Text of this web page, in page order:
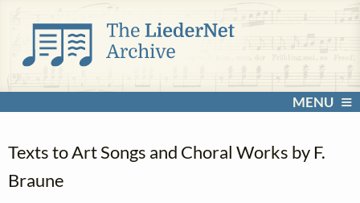
MENU
Texts to Art Songs and Choral Works by F.
Braune